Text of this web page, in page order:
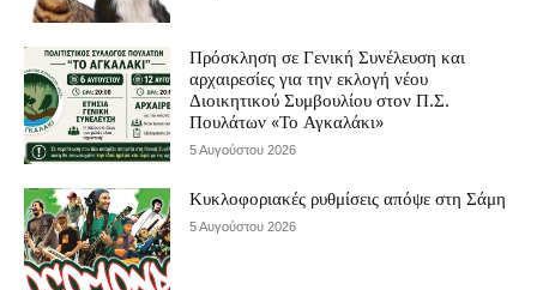
Πρόσκληση σε Γενική Συνέλευση και
αρχαιρεσίες για την εκλογή νέου
Διοικητικού Συμβουλίου στον Π.Σ.
Πουλάτων «Το Αγκαλάκι»
5 Αυγούστου 2026
Κυκλοφοριακές ρυθμίσεις απόψε στη Σάμη
5 Αυγούστου 2026